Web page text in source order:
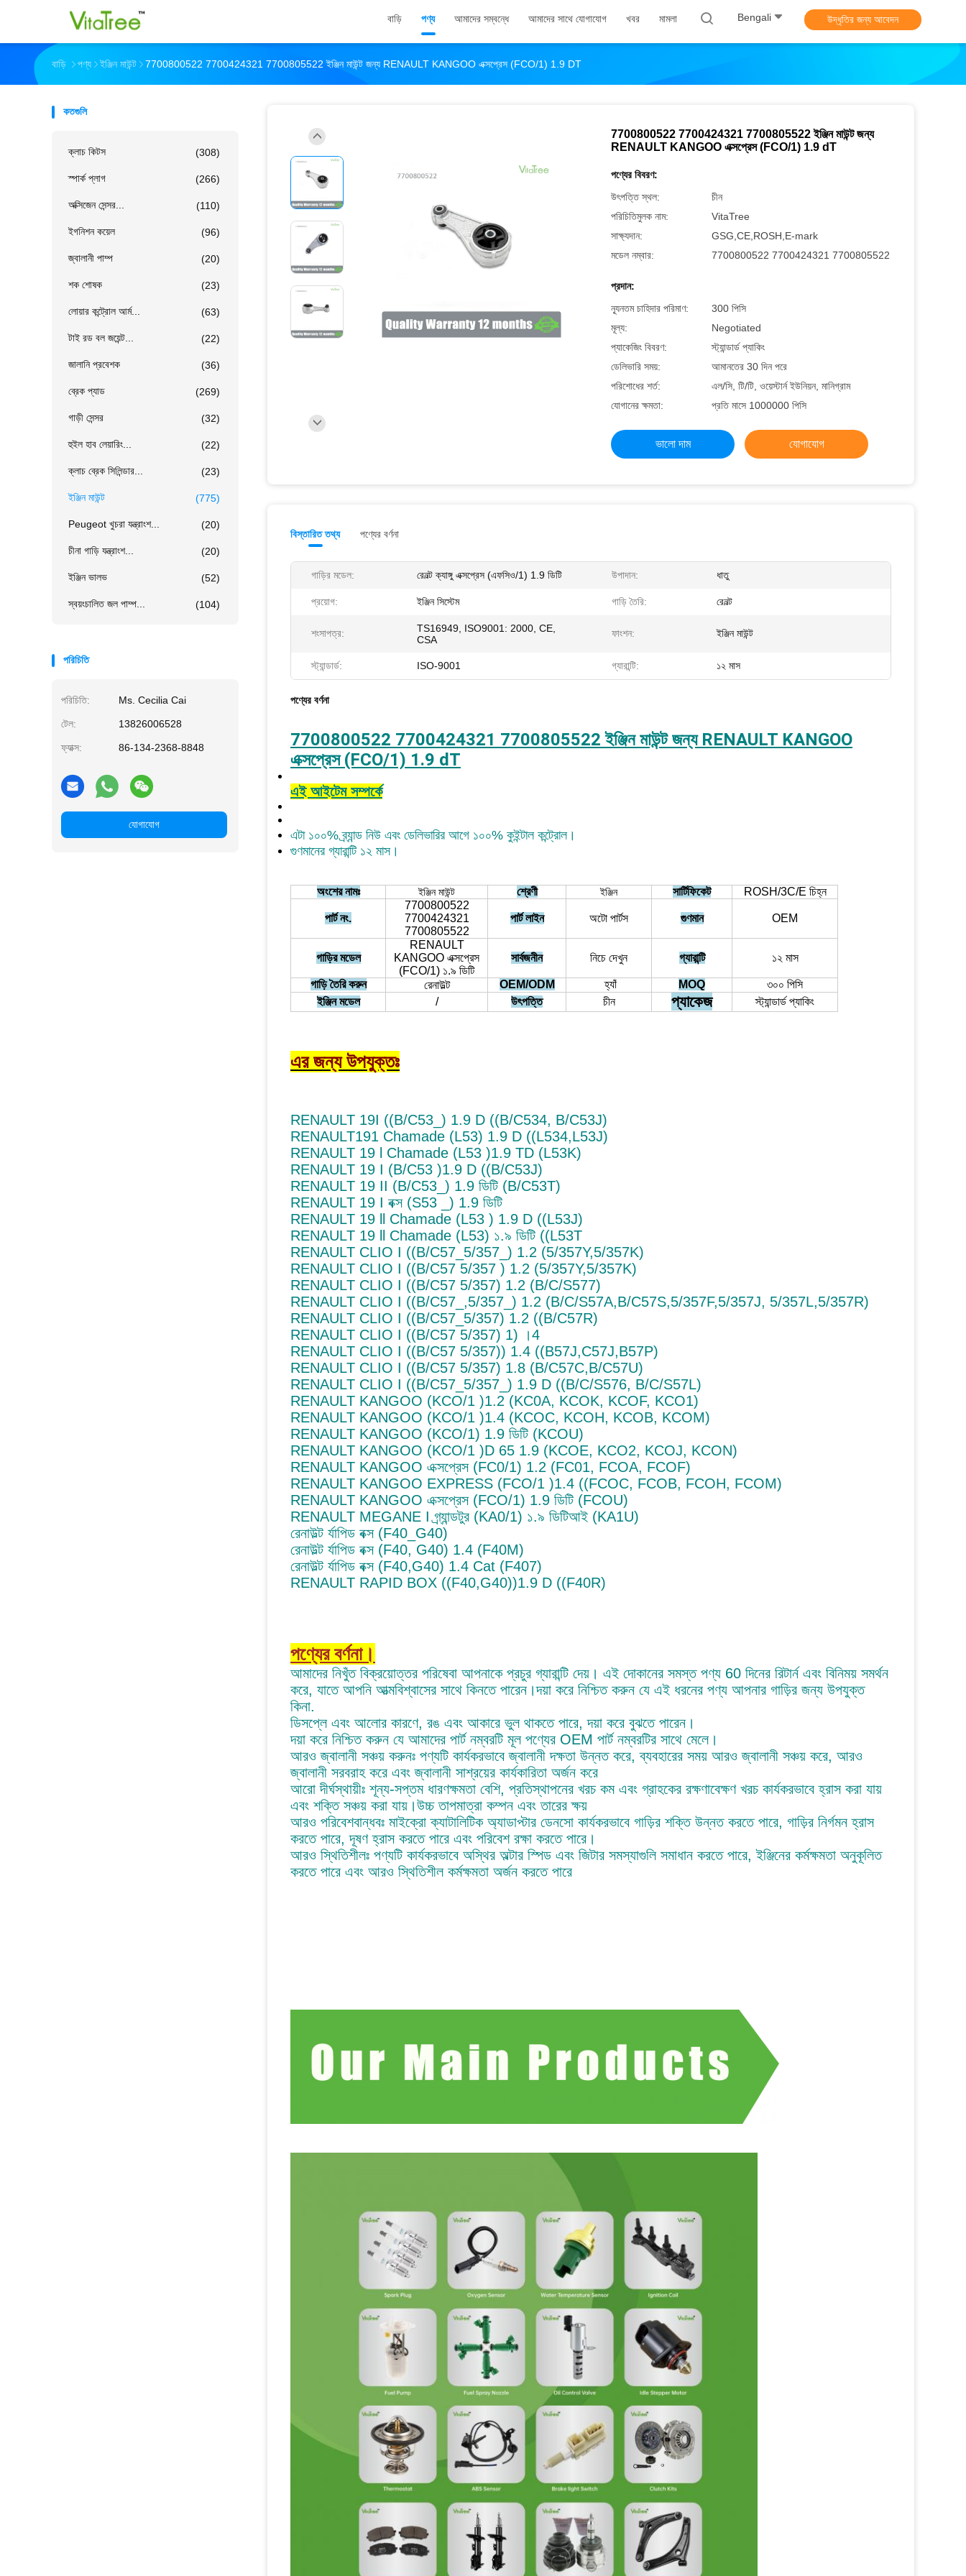
বাড়ি পণ্য আমাদের সম্বন্ধে আমাদের সাথে যোগাযোগ খবর মামলা Bengali উদ্ধৃতির জন্য আবেদন
বাড়ি পণ্য ইঞ্জিন মাউন্ট 7700800522 7700424321 7700805522 ইঞ্জিন মাউন্ট জন্য RENAULT KANGOO এক্সপ্রেস (FCO/1) 1.9 DT
কতগুলি
ক্লাচ কিটস (308)
স্পার্ক প্লাগ (266)
অক্সিজেন সেন্সর... (110)
ইগনিশন কয়েল (96)
জ্বালানী পাম্প (20)
শক শোষক (23)
লোয়ার কন্ট্রোল আর্ম... (63)
টাই রড বল জয়েন্ট... (22)
জালানি প্রবেশক (36)
ব্রেক প্যাড (269)
গাড়ী সেন্সর (32)
হুইল হাব লেয়ারিং... (22)
ক্লাচ ব্রেক সিলিন্ডার... (23)
ইঞ্জিন মাউন্ট (775)
Peugeot খুচরা যন্ত্রাংশ... (20)
চীনা গাড়ি যন্ত্রাংশ... (20)
ইঞ্জিন ভালভ (52)
স্বয়ংচালিত জল পাম্প... (104)
পরিচিতি
পরিচিতি: Ms. Cecilia Cai
টেল: 13826006528
ফ্যাক্স: 86-134-2368-8848
যোগাযোগ
7700800522 7700424321 7700805522 ইঞ্জিন মাউন্ট জন্য
RENAULT KANGOO এক্সপ্রেস (FCO/1) 1.9 dT
পণ্যের বিবরণ:
উৎপত্তি স্থল:
চীন
পরিচিতিমুলক নাম:
VitaTree
সাক্ষ্যদান:
GSG,CE,ROSH,E-mark
মডেল নম্বার:
7700800522 7700424321 7700805522
প্রদান:
ন্যূনতম চাহিদার পরিমাণ:
300 পিসি
মূল্য:
Negotiated
প্যাকেজিং বিবরণ:
স্ট্যান্ডার্ড প্যাকিং
ডেলিভারি সময়:
আমানতের 30 দিন পরে
পরিশোধের শর্ত:
এল/সি, টি/টি, ওয়েস্টার্ন ইউনিয়ন, মানিগ্রাম
যোগানের ক্ষমতা:
প্রতি মাসে 1000000 পিসি
ভালো দাম যোগাযোগ
বিস্তারিত তথ্য পণ্যের বর্ণনা
গাড়ির মডেল: রেনল্ট ক্যাঙ্গু এক্সপ্রেস (এফসিও/1) 1.9 ডিটি উপাদান: ধাতু
প্রয়োগ: ইঞ্জিন সিস্টেম গাড়ি তৈরি: রেনল্ট
শংসাপত্র:
TS16949, ISO9001: 2000, CE,
CSA
ফাংশন: ইঞ্জিন মাউন্ট
স্ট্যান্ডার্ড: ISO-9001 গ্যারান্টি: ১২ মাস
পণ্যের বর্ণনা
7700800522 7700424321 7700805522 ইঞ্জিন মাউন্ট জন্য RENAULT KANGOO
এক্সপ্রেস (FCO/1) 1.9 dT
এই আইটেম সম্পর্কে
এটা ১০০% ব্র্যান্ড নিউ এবং ডেলিভারির আগে ১০০% কুইন্টাল কন্ট্রোল।
গুণমানের গ্যারান্টি ১২ মাস।
অংশের নামঃ ইঞ্জিন মাউন্ট শ্রেণী ইঞ্জিন সার্টিফিকেট ROSH/3C/E চিহ্ন
পার্ট নং.
7700800522
7700424321
7700805522
পার্ট লাইন অটো পার্টস গুণমান OEM
গাড়ির মডেল
RENAULT
KANGOO এক্সপ্রেস
(FCO/1) ১.৯ ডিটি
সার্বজনীন নিচে দেখুন গ্যারান্টি ১২ মাস
গাড়ি তৈরি করুন রেনাউল্ট OEM/ODM হ্যাঁ MOQ
৩০০ পিসি
ইঞ্জিন মডেল
/ উৎপত্তি চীন প্যাকেজ স্ট্যান্ডার্ড প্যাকিং
এর জন্য উপযুক্তঃ
RENAULT 19I ((B/C53_) 1.9 D ((B/C534, B/C53J)
RENAULT191 Chamade (L53) 1.9 D ((L534,L53J)
RENAULT 19 l Chamade (L53 )1.9 TD (L53K)
RENAULT 19 I (B/C53 )1.9 D ((B/C53J)
RENAULT 19 II (B/C53_) 1.9 ডিটি (B/C53T)
RENAULT 19 I বক্স (S53 _) 1.9 ডিটি
RENAULT 19 ll Chamade (L53 ) 1.9 D ((L53J)
RENAULT 19 ll Chamade (L53) ১.৯ ডিটি ((L53T
RENAULT CLIO I ((B/C57_5/357_) 1.2 (5/357Y,5/357K)
RENAULT CLIO I ((B/C57 5/357 ) 1.2 (5/357Y,5/357K)
RENAULT CLIO I ((B/C57 5/357) 1.2 (B/C/S577)
RENAULT CLIO I ((B/C57_,5/357_) 1.2 (B/C/S57A,B/C57S,5/357F,5/357J, 5/357L,5/357R)
RENAULT CLIO I ((B/C57_5/357) 1.2 ((B/C57R)
RENAULT CLIO I ((B/C57 5/357) 1) ।4
RENAULT CLIO I ((B/C57 5/357)) 1.4 ((B57J,C57J,B57P)
RENAULT CLIO I ((B/C57 5/357) 1.8 (B/C57C,B/C57U)
RENAULT CLIO I ((B/C57_5/357_) 1.9 D ((B/C/S576, B/C/S57L)
RENAULT KANGOO (KCO/1 )1.2 (KC0A, KCOK, KCOF, KCO1)
RENAULT KANGOO (KCO/1 )1.4 (KCOC, KCOH, KCOB, KCOM)
RENAULT KANGOO (KCO/1) 1.9 ডিটি (KCOU)
RENAULT KANGOO (KCO/1 )D 65 1.9 (KCOE, KCO2, KCOJ, KCON)
RENAULT KANGOO এক্সপ্রেস (FC0/1) 1.2 (FC01, FCOA, FCOF)
RENAULT KANGOO EXPRESS (FCO/1 )1.4 ((FCOC, FCOB, FCOH, FCOM)
RENAULT KANGOO এক্সপ্রেস (FCO/1) 1.9 ডিটি (FCOU)
RENAULT MEGANE I গ্র্যান্ডটুর (KA0/1) ১.৯ ডিটিআই (KA1U)
রেনাউল্ট র্যাপিড বক্স (F40_G40)
রেনাউল্ট র্যাপিড বক্স (F40, G40) 1.4 (F40M)
রেনাউল্ট র্যাপিড বক্স (F40,G40) 1.4 Cat (F407)
RENAULT RAPID BOX ((F40,G40))1.9 D ((F40R)
পণ্যের বর্ণনা।
আমাদের নিখুঁত বিক্রয়োত্তর পরিষেবা আপনাকে প্রচুর গ্যারান্টি দেয়। এই দোকানের সমস্ত পণ্য 60 দিনের রিটার্ন এবং বিনিময় সমর্থন
করে, যাতে আপনি আত্মবিশ্বাসের সাথে কিনতে পারেন।দয়া করে নিশ্চিত করুন যে এই ধরনের পণ্য আপনার গাড়ির জন্য উপযুক্ত
কিনা.
ডিসপ্লে এবং আলোর কারণে, রঙ এবং আকারে ভুল থাকতে পারে, দয়া করে বুঝতে পারেন।
দয়া করে নিশ্চিত করুন যে আমাদের পার্ট নম্বরটি মূল পণ্যের OEM পার্ট নম্বরটির সাথে মেলে।
আরও জ্বালানী সঞ্চয় করুনঃ পণ্যটি কার্যকরভাবে জ্বালানী দক্ষতা উন্নত করে, ব্যবহারের সময় আরও জ্বালানী সঞ্চয় করে, আরও
জ্বালানী সরবরাহ করে এবং জ্বালানী সাশ্রয়ের কার্যকারিতা অর্জন করে
আরো দীর্ঘস্থায়ীঃ শূন্য-সপ্তম ধারণক্ষমতা বেশি, প্রতিস্থাপনের খরচ কম এবং গ্রাহকের রক্ষণাবেক্ষণ খরচ কার্যকরভাবে হ্রাস করা যায়
এবং শক্তি সঞ্চয় করা যায়।উচ্চ তাপমাত্রা কম্পন এবং তারের ক্ষয়
আরও পরিবেশবান্ধবঃ মাইক্রো ক্যাটালিটিক অ্যাডাপ্টার ডেনসো কার্যকরভাবে গাড়ির শক্তি উন্নত করতে পারে, গাড়ির নির্গমন হ্রাস
করতে পারে, দূষণ হ্রাস করতে পারে এবং পরিবেশ রক্ষা করতে পারে।
আরও স্থিতিশীলঃ পণ্যটি কার্যকরভাবে অস্থির অল্টার স্পিড এবং জিটার সমস্যাগুলি সমাধান করতে পারে, ইঞ্জিনের কর্মক্ষমতা অনুকূলিত
করতে পারে এবং আরও স্থিতিশীল কর্মক্ষমতা অর্জন করতে পারে